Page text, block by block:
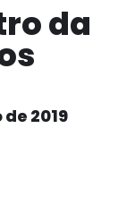
da
2019